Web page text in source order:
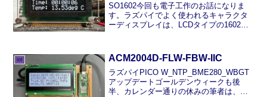
SO1602今回も電子工作のお話になりま
す。ラズパイでよく使われるキャラクタ
ーディスプレイは、LCDタイプの1602A
でSO1602AWWB-UC-WB-Uを購入しま...
iot ACM2004D-FLW-FBW-IIC
ラズパイPICO W_NTP_BME280_WBGT
アップデートゴールデンウィークも後
半、カレンダー通りの休みの筆者は、前